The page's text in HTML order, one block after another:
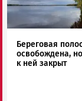
Береговая
освобождена,
к ней закрыт